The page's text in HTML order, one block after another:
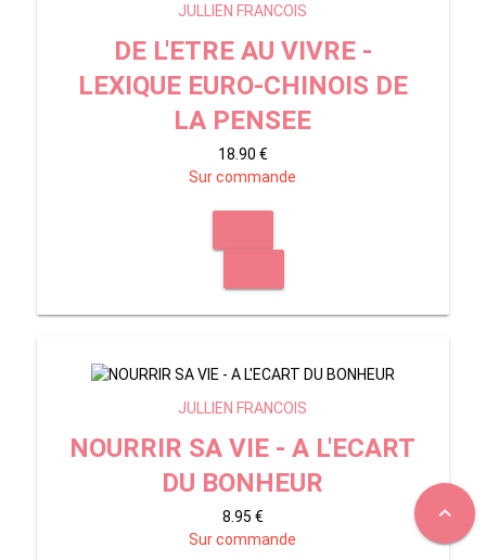
JULLIEN FRANCOIS
DE L'ETRE AU VIVRE -
LEXIQUE EURO-CHINOIS DE
LA PENSEE
18.90 €
Sur commande
JULLIEN FRANCOIS
NOURRIR SA VIE - A L'ECART
DU BONHEUR
8.95 €
Sur commande
expand_less